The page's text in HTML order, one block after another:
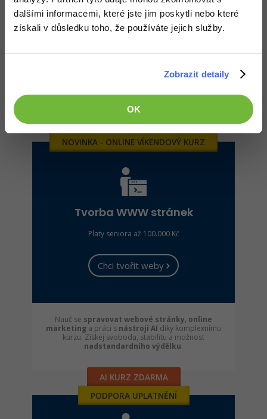
dalšími informacemi, které jste jim poskytli nebo které
získali v důsledku toho, že používáte jejich služby.
Zobrazit detaily
OK
Chci do kyberbezpečnosti
a chránitsystémy i
z nejrychleji rostoucích IT oborů.
AI KURZ ZDARMA
NOVINKA - ONLINE VÍKENDOVÝ KURZ
Tvorba WWW stránek
Platy seniora až 100.000 Kč
Chci tvořit weby
Nauč se spravovat webové stránky, online
marketing a práci s nástroji AI díky komplexnímu
kurzu. Získej svobodu, stabilitu a možnost
nadstandardního výdělku.
AI KURZ ZDARMA
PODPORA UPLATNĚNÍ